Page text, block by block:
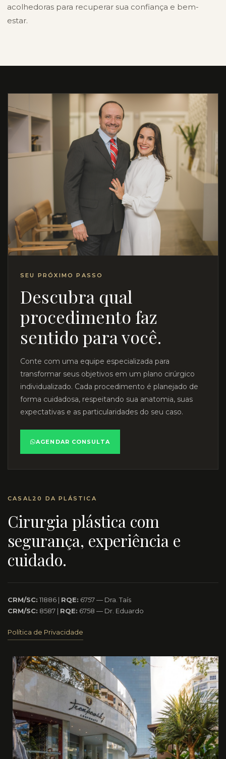
acolhedoras para recuperar sua confiança e bem-
estar.
SEU PRÓXIMO PASSO
Descubra qual
procedimento faz
sentido para você.
Conte com uma equipe especializada para
transformar seus objetivos em um plano cirúrgico
individualizado. Cada procedimento é planejado de
forma cuidadosa, respeitando sua anatomia, suas
expectativas e as particularidades do seu caso.
AGENDAR CONSULTA
CASAL20 DA PLÁSTICA
Cirurgia plástica com
segurança, experiência e
cuidado.
CRM/SC: 11886 | RQE: 6757 — Dra. Taís
CRM/SC: 8587 | RQE: 6758 — Dr. Eduardo
Política de Privacidade